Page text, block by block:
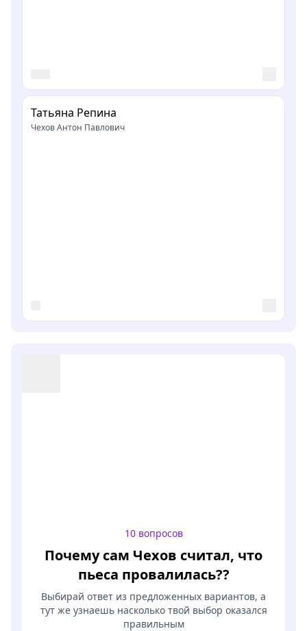
Татьяна Репина
Чехов Антон Павлович
10вопросов
Почему сам Чехов считал, что
пьеса провалилась??
Выбирай ответ из предложенных вариантов, а
тут же узнаешь насколько твой выбор оказался
правильным